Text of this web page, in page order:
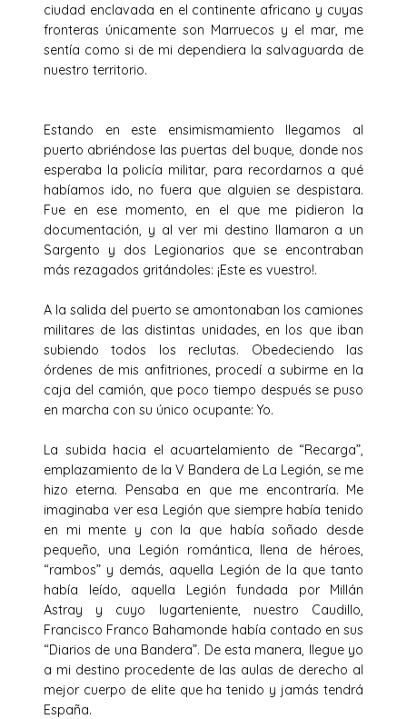
ciudad enclavada en el continente africano y cuyas
fronteras únicamente son Marruecos y el mar, me
sentía como si de mi dependiera la salvaguarda de
nuestro territorio.
Estando en este ensimismamiento llegamos al
puerto abriéndose las puertas del buque, donde nos
esperaba la policía militar, para recordarnos a qué
habíamos ido, no fuera que alguien se despistara.
Fue en ese momento, en el que me pidieron la
documentación, y al ver mi destino llamaron a un
Sargento y dos Legionarios que se encontraban
más rezagados gritándoles: ¡Este es vuestro!.
A la salida del puerto se amontonaban los camiones
militares de las distintas unidades, en los que iban
subiendo todos los reclutas. Obedeciendo las
órdenes de mis anfitriones, procedí a subirme en la
caja del camión, que poco tiempo después se puso
en marcha con su único ocupante: Yo.
La subida hacia el acuartelamiento de “Recarga”,
emplazamiento de la V Bandera de La Legión, se me
hizo eterna. Pensaba en que me encontraría. Me
imaginaba ver esa Legión que siempre había tenido
en mi mente y con la que había soñado desde
pequeño, una Legión romántica, llena de héroes,
“rambos” y demás, aquella Legión de la que tanto
había leído, aquella Legión fundada por Millán
Astray y cuyo lugarteniente, nuestro Caudillo,
Francisco Franco Bahamonde había contado en sus
“Diarios de una Bandera”. De esta manera, llegue yo
a mi destino procedente de las aulas de derecho al
mejor cuerpo de elite que ha tenido y jamás tendrá
España.